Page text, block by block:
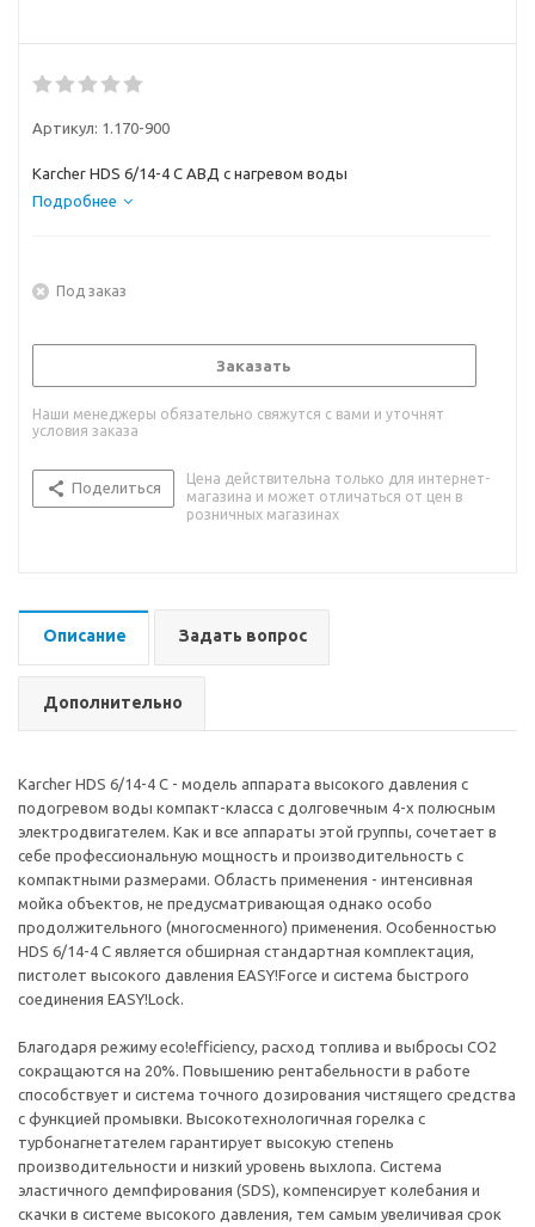
Артикул: 1.170-900
Karcher HDS 6/14-4 С АВД с нагревом воды
Подробнее
Под заказ
Заказать
Наши менеджеры обязательно свяжутся с вами и уточнят
условия заказа
Поделиться
Цена действительна только для интернет-
магазина и может отличаться от цен в
розничных магазинах
Описание Задать вопрос
Дополнительно
Karcher HDS 6/14-4 C - модель аппарата высокого давления с
подогревом воды компакт-класса с долговечным 4-х полюсным
электродвигателем. Как и все аппараты этой группы, сочетает в
себе профессиональную мощность и производительность с
компактными размерами. Область применения - интенсивная
мойка объектов, не предусматривающая однако особо
продолжительного (многосменного) применения. Особенностью
HDS 6/14-4 C является обширная стандартная комплектация,
пистолет высокого давления EASY!Force и система быстрого
соединения EASY!Lock.
Благодаря режиму eco!efficiency, расход топлива и выбросы CO2
сокращаются на 20%. Повышению рентабельности в работе
способствует и система точного дозирования чистящего средства
с функцией промывки. Высокотехнологичная горелка с
турбонагнетателем гарантирует высокую степень
производительности и низкий уровень выхлопа. Система
эластичного демпфирования (SDS), компенсирует колебания и
скачки в системе высокого давления, тем самым увеличивая срок